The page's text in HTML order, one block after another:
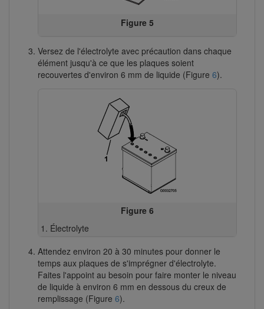
Figure 5
Versez de l'électrolyte avec précaution dans chaque
élément jusqu'à ce que les plaques soient
recouvertes d'environ 6 mm de liquide (Figure 6).
Figure 6
Électrolyte
Attendez environ 20 à 30 minutes pour donner le
temps aux plaques de s'imprégner d'électrolyte.
Faites l'appoint au besoin pour faire monter le niveau
de liquide à environ 6 mm en dessous du creux de
remplissage (Figure 6).